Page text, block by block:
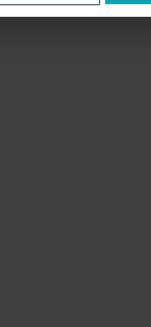
Betrugsprävention Modernste Technologie